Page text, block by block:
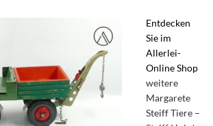
Entdecken
Sie im
Allerlei-
Online Shop
weitere
Margarete
Steiff Tiere –